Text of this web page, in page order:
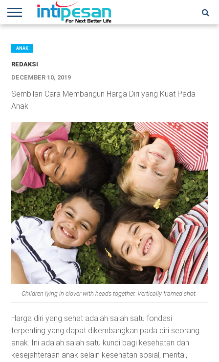
NEWS
CONFERENCES
TRAINING
IPSHOW
EVENT
IP
NETWORK
MORE
ANAK
REDAKSI
DECEMBER 10, 2019
Sembilan Cara Membangun Harga Diri yang Kuat Pada
Anak
Children lying in clover with heads together. Vertically framed shot.
Harga diri yang sehat adalah salah satu fondasi
terpenting yang dapat dikembangkan pada diri seorang
anak. Ini adalah salah satu kunci bagi kesehatan dan
kesejahteraan anak selain kesehatan sosial, mental,